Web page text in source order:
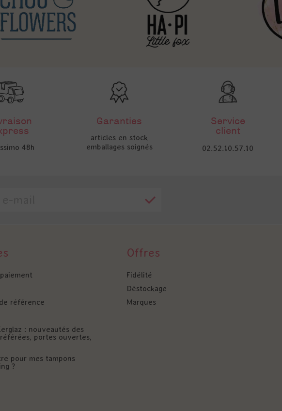
48h
Garanties
articles en stock
emballages soignés
Service
client
02.52.10.57.10
référence
: nouveautés des
portes ouvertes,
pour mes tampons
?
Offres
Fidélité
Déstockage
Marques